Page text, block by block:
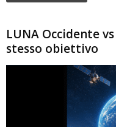
LUNA Occidente
stesso obiettivo